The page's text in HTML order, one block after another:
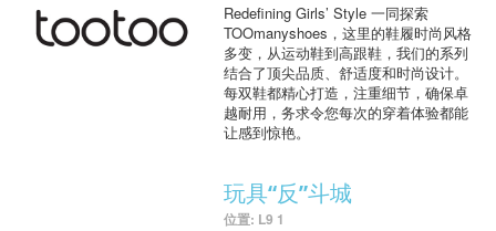
Redefining Girls’ Style 一同探索
TOOmanyshoes，这里的鞋履时尚风格
多变，从运动鞋到高跟鞋，我们的系列
结合了顶尖品质、舒适度和时尚设计。
每双鞋都精心打造，注重细节，确保卓
越耐用，务求令您每次的穿着体验都能
让感到惊艳。
玩具“反”斗城
位置: L9 1